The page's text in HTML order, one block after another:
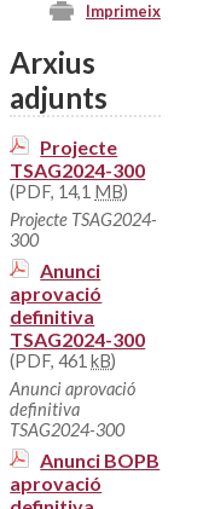
Imprimeix
Arxius
adjunts
Projecte
TSAG2024-300
(PDF, 14,1 MB)
Projecte TSAG2024-
300
Anunci
aprovació
definitiva
TSAG2024-300
(PDF, 461kB)
Anunci aprovació
definitiva
TSAG2024-300
Anunci BOPB
aprovació